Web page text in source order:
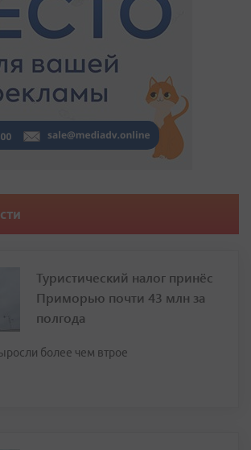
Туристический налог принёс
Приморью почти 43 млн за
полгода
более чем втрое